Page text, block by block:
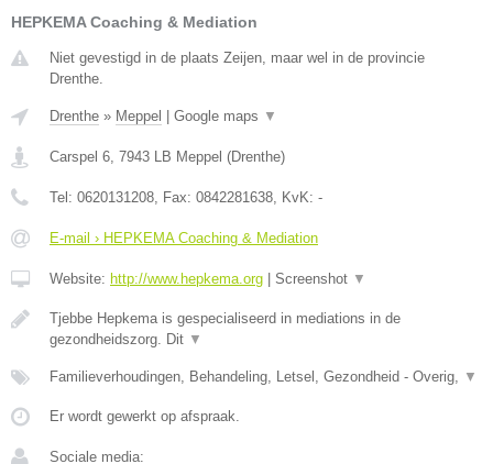
HEPKEMA Coaching & Mediation
Niet gevestigd in de plaats Zeijen, maar wel in de provincie
Drenthe.
Drenthe » Meppel Google maps ▼
Carspel 6, 7943 LB Meppel (Drenthe)
Tel: 0620131208, Fax: 0842281638, KvK: -
E-mail › HEPKEMA Coaching & Mediation
Website: http://www.hepkema.org Screenshot ▼
Tjebbe Hepkema is gespecialiseerd in mediations in de
gezondheidszorg. Dit ▼
Familieverhoudingen, Behandeling, Letsel, Gezondheid - Overig, ▼
Er wordt gewerkt op afspraak.
Sociale media: